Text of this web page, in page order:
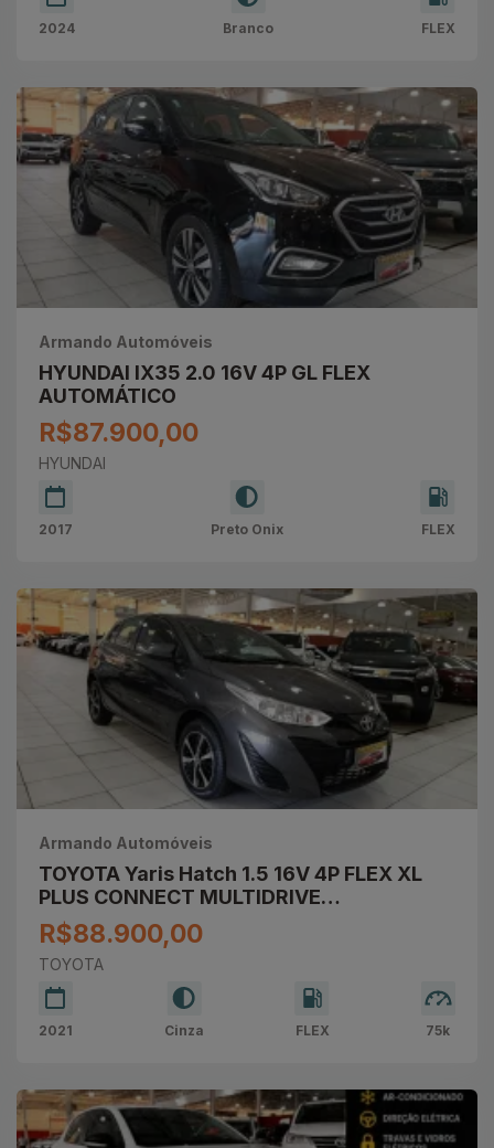
2024 Branco FLEX
Armando Automóveis
HYUNDAI IX35 2.0 16V 4P GL FLEX
AUTOMÁTICO
R$87.900,00
HYUNDAI
2017 Preto Onix FLEX
Armando Automóveis
TOYOTA Yaris Hatch 1.5 16V 4P FLEX XL
PLUS CONNECT MULTIDRIVE
AUTOMÁTICO CVT
R$88.900,00
TOYOTA
2021 Cinza FLEX 75k